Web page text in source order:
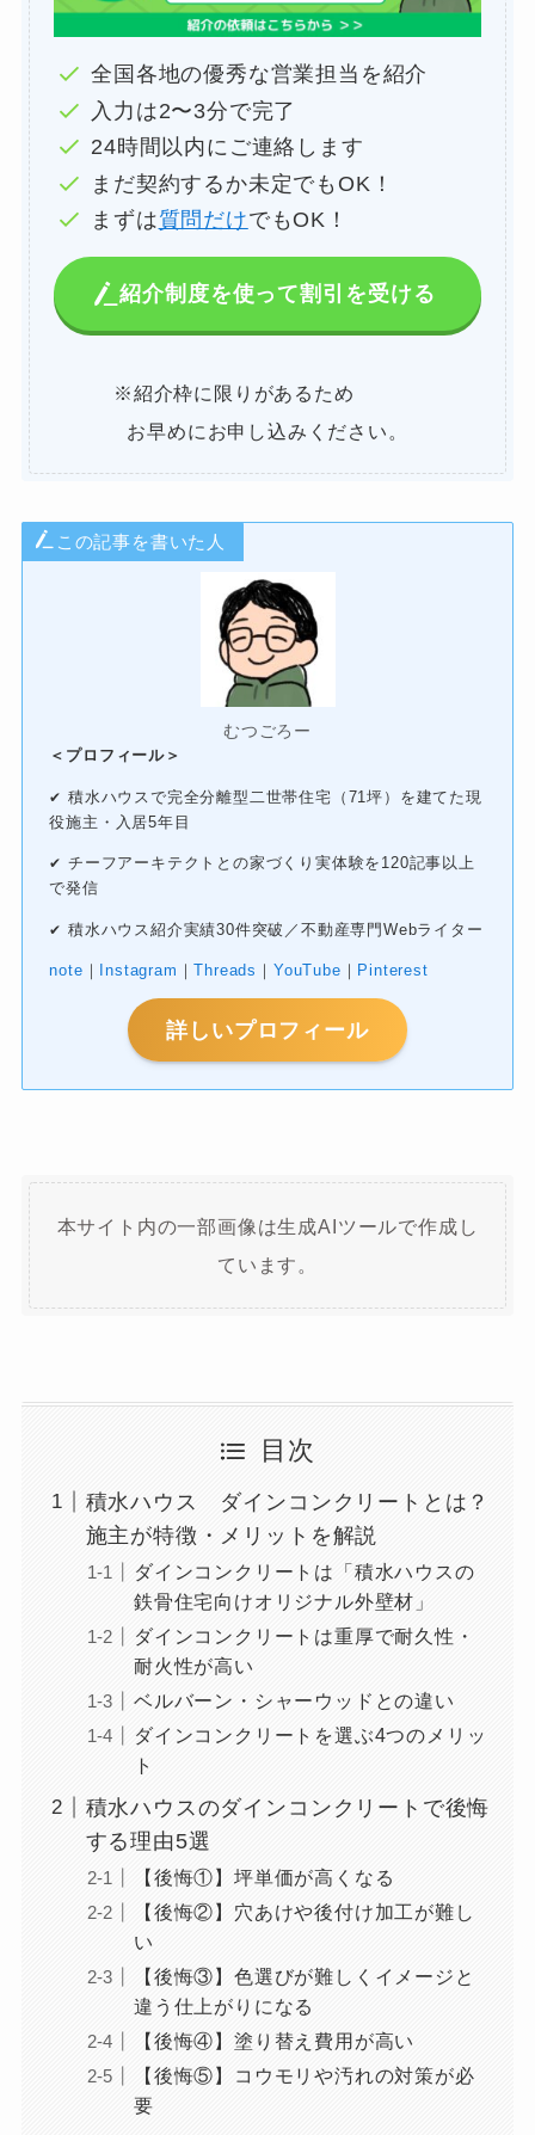
全国各地の優秀な営業担当を紹介
入力は2〜3分で完了
24時間以内にご連絡します
まだ契約するか未定でもOK！
まずは質問だけでもOK！
紹介制度を使って割引を受ける
※紹介枠に限りがあるため
お早めにお申し込みください。
この記事を書いた人
むつごろー
＜プロフィール＞
✔ 積水ハウスで完全分離型二世帯住宅（71坪）を建てた現
役施主・入居5年目
✔ チーフアーキテクトとの家づくり実体験を120記事以上
で発信
✔ 積水ハウス紹介実績30件突破／不動産専門Webライター
note ｜ Instagram ｜Threads ｜ YouTube ｜ Pinterest
詳しいプロフィール
本サイト内の一部画像は生成AIツールで作成し
ています。
目次
積水ハウス ダインコンクリートとは？
施主が特徴・メリットを解説
ダインコンクリートは「積水ハウスの
鉄骨住宅向けオリジナル外壁材」
ダインコンクリートは重厚で耐久性・
耐火性が高い
ベルバーン・シャーウッドとの違い
ダインコンクリートを選ぶ4つのメリッ
ト
積水ハウスのダインコンクリートで後悔
する理由5選
【後悔①】坪単価が高くなる
【後悔②】穴あけや後付け加工が難し
い
【後悔③】色選びが難しくイメージと
違う仕上がりになる
【後悔④】塗り替え費用が高い
【後悔⑤】コウモリや汚れの対策が必
要